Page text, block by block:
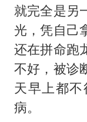
就完全是另
光，凭自己
还在拼命跑
不好，被诊
天早上都
病。